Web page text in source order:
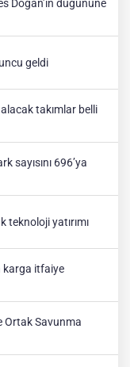
Doğan’ın düğününe
geldi
takımlar belli
sayısını 696’ya
teknoloji yatırımı
karga itfaiye
Ortak Savunma